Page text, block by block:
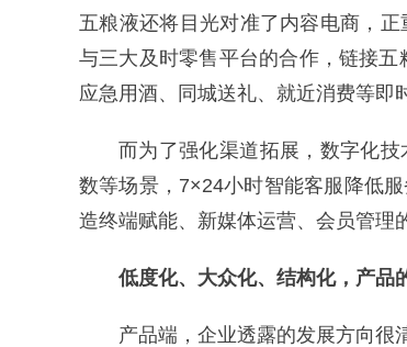
五粮液还将目光对准了内容电商，
与三大及时零售平台的合作，链接
应急用酒、同城送礼、就近消费等即
而为了强化渠道拓展，数字化
数等场景，7×24小时智能客服降低
造终端赋能、新媒体运营、会员管理
低度化、大众化、结构化，产品
产品端，企业透露的发展方向很